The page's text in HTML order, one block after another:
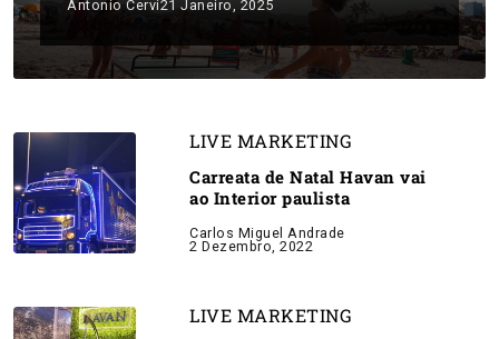
Antonio Cervi21 Janeiro, 2025
LIVE MARKETING
Carreata de Natal Havan vai
ao Interior paulista
Carlos Miguel Andrade
2 Dezembro, 2022
LIVE MARKETING